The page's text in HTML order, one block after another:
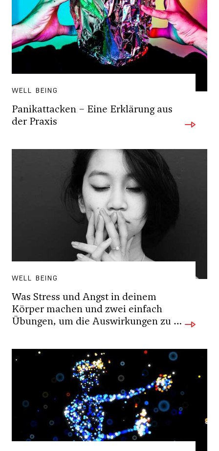
WELL BEING
Panikattacken – Eine Erklärung aus
der Praxis
WELL BEING
Was Stress und Angst in deinem
Körper machen und zwei einfach
Übungen, um die Auswirkungen zu …